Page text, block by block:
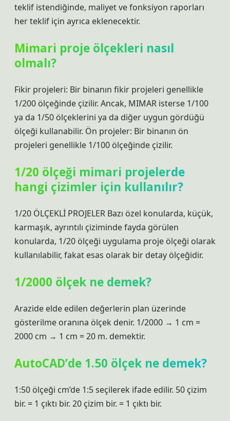
teklif istendiğinde, maliyet ve fonksiyon raporları
her teklif için ayrıca eklenecektir.
Mimari proje ölçekleri nasıl
olmalı?
Fikir projeleri: Bir binanın fikir projeleri genellikle
1/200 ölçeğinde çizilir. Ancak, MIMAR isterse 1/100
ya da 1/50 ölçeklerini ya da diğer uygun gördüğü
ölçeği kullanabilir. Ön projeler: Bir binanın ön
projeleri genellikle 1/100 ölçeğinde çizilir.
1/20 ölçeği mimari projelerde
hangi çizimler için kullanılır?
1/20 ÖLÇEKLİ PROJELER Bazı özel konularda, küçük,
karmaşık, ayrıntılı çiziminde fayda görülen
konularda, 1/20 ölçeği uygulama proje ölçeği olarak
kullanılabilir, fakat esas olarak bir detay ölçeğidir.
1/2000 ölçek ne demek?
Arazide elde edilen değerlerin plan üzerinde
gösterilme oranına ölçek denir. 1/2000 → 1 cm =
2000 cm → 1 cm = 20 m. demektir.
AutoCAD’de 1.50 ölçek ne demek?
1:50 ölçeği cm’de 1:5 seçilerek ifade edilir. 50 çizim
bir. = 1 çıktı bir. 20 çizim bir. = 1 çıktı bir.